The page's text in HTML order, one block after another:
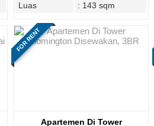
Luas
: 143 sqm
FOR RENT
Apartemen Di Tower